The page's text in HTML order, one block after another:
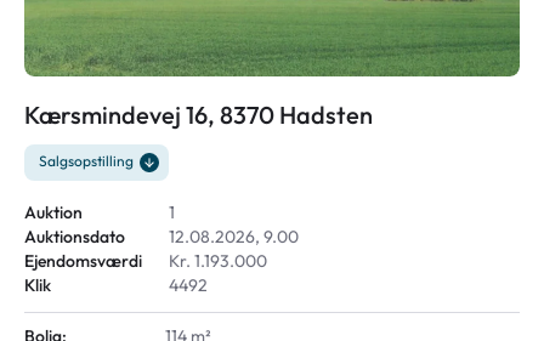
Kærsmindevej 16, 8370 Hadsten
Salgsopstilling
Auktion
1
Auktionsdato
12.08.2026, 9.00
Ejendomsværdi
Kr. 1.193.000
Klik
4492
Bolig:
114 m²